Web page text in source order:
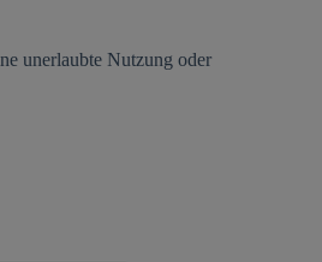
unerlaubte Nutzung oder